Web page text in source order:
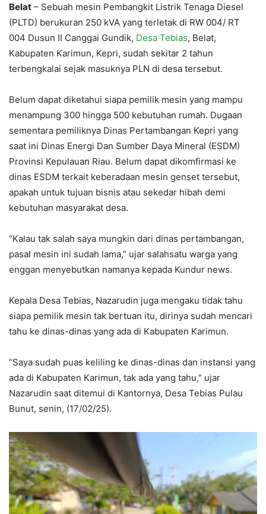
Belat – Sebuah mesin Pembangkit Listrik Tenaga Diesel
(PLTD) berukuran 250 kVA yang terletak di RW 004/ RT
004 Dusun II Canggai Gundik, Desa Tebias, Belat,
Kabupaten Karimun, Kepri, sudah sekitar 2 tahun
terbengkalai sejak masuknya PLN di desa tersebut.
Belum dapat diketahui siapa pemilik mesin yang mampu
menampung 300 hingga 500 kebutuhan rumah. Dugaan
sementara pemiliknya Dinas Pertambangan Kepri yang
saat ini Dinas Energi Dan Sumber Daya Mineral (ESDM)
Provinsi Kepulauan Riau. Belum dapat dikomfirmasi ke
dinas ESDM terkait keberadaan mesin genset tersebut,
apakah untuk tujuan bisnis atau sekedar hibah demi
kebutuhan masyarakat desa.
“Kalau tak salah saya mungkin dari dinas pertambangan,
pasal mesin ini sudah lama,” ujar salahsatu warga yang
enggan menyebutkan namanya kepada Kundur news.
Kepala Desa Tebias, Nazarudin juga mengaku tidak tahu
siapa pemilik mesin tak bertuan itu, dirinya sudah mencari
tahu ke dinas-dinas yang ada di Kabupaten Karimun.
“Saya sudah puas keliling ke dinas-dinas dan instansi yang
ada di Kabupaten Karimun, tak ada yang tahu,” ujar
Nazarudin saat ditemui di Kantornya, Desa Tebias Pulau
Bunut, senin, (17/02/25).